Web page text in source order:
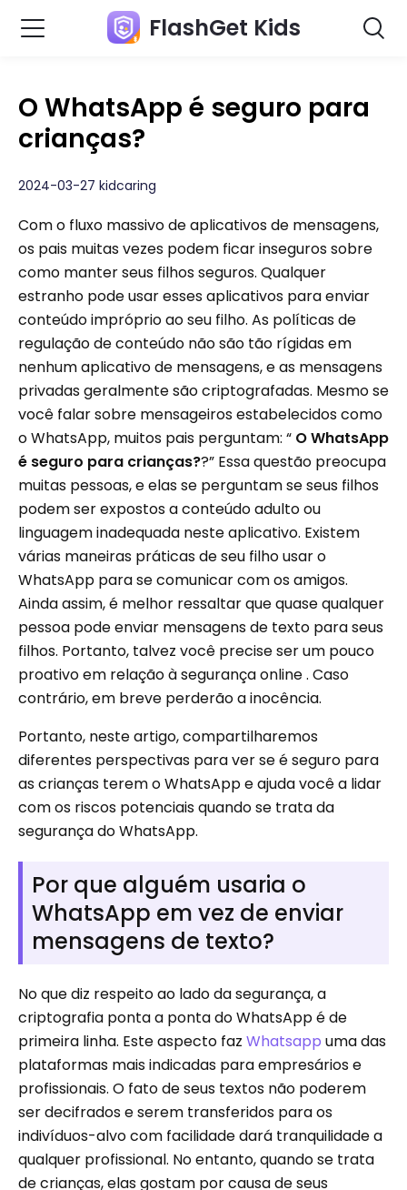
FlashGet Kids
O WhatsApp é seguro para
crianças?
2024-03-27 kidcaring
Com o fluxo massivo de aplicativos de mensagens,
os pais muitas vezes podem ficar inseguros sobre
como manter seus filhos seguros. Qualquer
estranho pode usar esses aplicativos para enviar
conteúdo impróprio ao seu filho. As políticas de
regulação de conteúdo não são tão rígidas em
nenhum aplicativo de mensagens, e as mensagens
privadas geralmente são criptografadas. Mesmo se
você falar sobre mensageiros estabelecidos como
o WhatsApp, muitos pais perguntam: “ O WhatsApp
é seguro para crianças??” Essa questão preocupa
muitas pessoas, e elas se perguntam se seus filhos
podem ser expostos a conteúdo adulto ou
linguagem inadequada neste aplicativo. Existem
várias maneiras práticas de seu filho usar o
WhatsApp para se comunicar com os amigos.
Ainda assim, é melhor ressaltar que quase qualquer
pessoa pode enviar mensagens de texto para seus
filhos. Portanto, talvez você precise ser um pouco
proativo em relação à segurança online . Caso
contrário, em breve perderão a inocência.
Portanto, neste artigo, compartilharemos
diferentes perspectivas para ver se é seguro para
as crianças terem o WhatsApp e ajuda você a lidar
com os riscos potenciais quando se trata da
segurança do WhatsApp.
Por que alguém usaria o
WhatsApp em vez de enviar
mensagens de texto?
No que diz respeito ao lado da segurança, a
criptografia ponta a ponta do WhatsApp é de
primeira linha. Este aspecto faz Whatsapp uma das
plataformas mais indicadas para empresários e
profissionais. O fato de seus textos não poderem
ser decifrados e serem transferidos para os
indivíduos-alvo com facilidade dará tranquilidade a
qualquer profissional. No entanto, quando se trata
de crianças, elas gostam por causa de seus